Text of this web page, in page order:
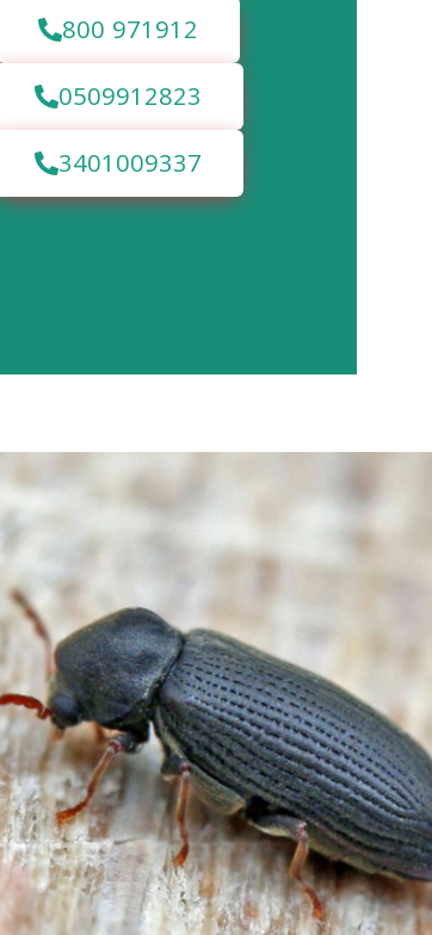
800 971912
0509912823
3401009337